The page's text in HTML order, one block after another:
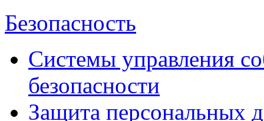
Безопасность
Системы управления
безопасности
Защита персональных